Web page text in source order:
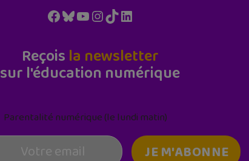
Facebook
Bluesky
YouTube
Instagram
TikTokLinkedIn
Reçois la newsletter
sur l'éducation numérique
Parentalité numérique (le lundi matin)